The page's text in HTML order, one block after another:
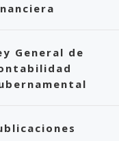
General de